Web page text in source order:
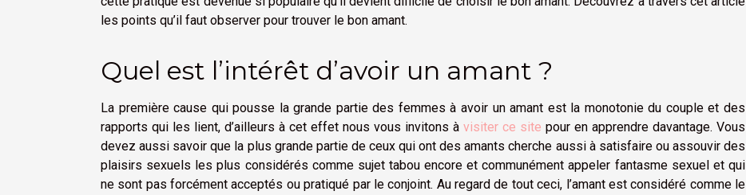
les points qu’il faut observer pour trouver le bon amant.
Quel est l’intérêt d’avoir un amant ?
La première cause qui pousse la grande partie des femmes à avoir un amant est la monotonie du couple et des
rapports qui les lient, d’ailleurs à cet effet nous vous invitons à visiter ce site pour en apprendre davantage. Vous
devez aussi savoir que la plus grande partie de ceux qui ont des amants cherche aussi à satisfaire ou assouvir des
plaisirs sexuels les plus considérés comme sujet tabou encore et communément appeler fantasme sexuel et qui
ne sont pas forcément acceptés ou pratiqué par le conjoint. Au regard de tout ceci, l’amant est considéré comme le